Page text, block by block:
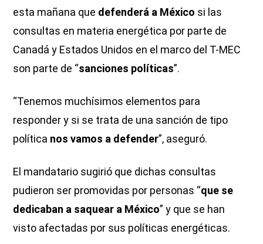
esta mañana que defenderá a México si las
consultas en materia energética por parte de
Canadá y Estados Unidos en el marco del T-MEC
son parte de “sanciones políticas”.
“Tenemos muchísimos elementos para
responder y si se trata de una sanción de tipo
política nos vamos a defender”, aseguró.
El mandatario sugirió que dichas consultas
pudieron ser promovidas por personas “que se
dedicaban a saquear a México” y que se han
visto afectadas por sus políticas energéticas.